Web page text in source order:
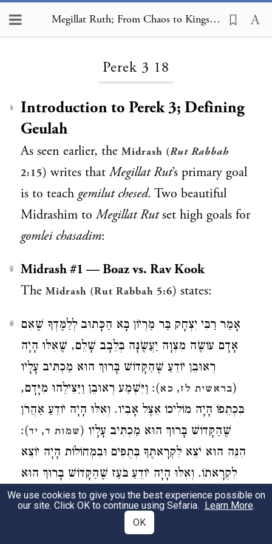
Megillat Ruth; From Chaos to Kingship, Perek 3 18
Perek 3 18
1
Introduction to Perek 3; Defining
Geulah
As seen earlier, the Midrash (Rut Rabbah
2:15) writes thatMegillat Rut’s primary goal
is to teach gemilut chesed. Two beautiful
Midrashim toMegillat Rutset high goals for
gomlei chasadim:
2
Midrash #1 — Boaz vs. Rav Kook
The Midrash (Rut Rabbah 5:6) states:
3
אָמַר רַבִּי יִצְחָק בַּר מַרְיוֹן בָּא הַכָּתוּב לְלַמֶּדְךָ שֶׁאִם
אָדָם עוֹשֶׂה מִצְוָה יַעֲשֶׂנָּה בְּלֵבָב שָׁלֵם, שֶׁאִלּוּ הָיָה
רְאוּבֵן יוֹדֵעַ שֶׁהַקָּדוֹשׁ בָּרוּךְ הוּא מַכְתִּיב עָלָיו
(בראשית לז, כא): וַיִּשְׁמַע רְאוּבֵן וַיַּצִּילֵהוּ מִיָּדָם,
בִּכְתֵפוֹ הָיָה מוֹלִיכוֹ אֵצֶל אָבִיו. וְאִלּוּ הָיָה יוֹדֵעַ אַהֲרֹן
שֶׁהַקָּדוֹשׁ בָּרוּךְ הוּא מַכְתִּיב עָלָיו (שמות ד, יד):
הִנֵּה הוּא יֹצֵא לִקְרָאתֶךָ בְּתֻפִּים וּבִמְחוֹלוֹת הָיָה יוֹצֵא
לִקְרָאתוֹ. וְאִלּוּ הָיָה יוֹדֵעַ בֹּעַז שֶׁהַקָּדוֹשׁ בָּרוּךְ הוּא
מַכְתִּיב עָלָיו: וַיִּצְבָּט לָהּ קָלִי וַתֹּאכַל וַתִּשְׂבַּע וַתֹּתַר,
עֲגָלוֹת מְפֻטָּמוֹת הָיָה מַאֲכִילָהּ.
We use cookies to give you the best experience possible on
our site. Click OK to continue using Sefaria. Learn More.
OK